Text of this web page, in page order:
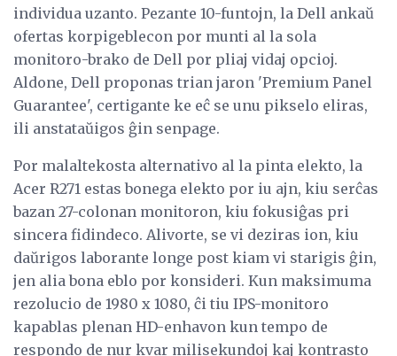
individua uzanto. Pezante 10-funtojn, la Dell ankaŭ
ofertas korpigeblecon por munti al la sola
monitoro-brako de Dell por pliaj vidaj opcioj.
Aldone, Dell proponas trian jaron 'Premium Panel
Guarantee', certigante ke eĉ se unu pikselo eliras,
ili anstataŭigos ĝin senpage.
Por malaltekosta alternativo al la pinta elekto, la
Acer R271 estas bonega elekto por iu ajn, kiu serĉas
bazan 27-colonan monitoron, kiu fokusiĝas pri
sincera fidindeco. Alivorte, se vi deziras ion, kiu
daŭrigos laborante longe post kiam vi starigis ĝin,
jen alia bona eblo por konsideri. Kun maksimuma
rezolucio de 1980 x 1080, ĉi tiu IPS-monitoro
kapablas plenan HD-enhavon kun tempo de
respondo de nur kvar milisekundoj kaj kontrasto